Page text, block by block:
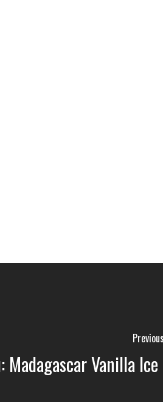
Madagascar Vanilla Ice